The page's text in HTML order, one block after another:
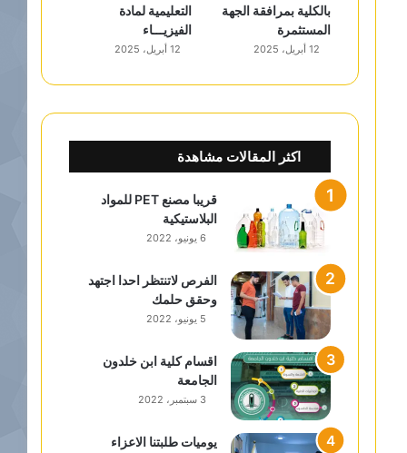
بالكلية بمرافقة الجهة
المستثمرة
12 أبريل، 2025
التعليمية لمادة
الفيزيـــاء
12 أبريل، 2025
اكثر المقالات مشاهدة
قريبا مصنع PET للمواد
البلاستيكية
6 يونيو، 2022
الفرص لاتنتظر احدا اجتهد
وحقق حلمك
5 يونيو، 2022
اقسام كلية ابن خلدون
الجامعة
3 سبتمبر، 2022
يوميات طلبتنا الاعزاء